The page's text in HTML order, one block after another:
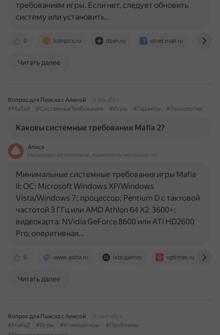
0 lumpics.ru dzen.ru otvet.mail.ru
требованиям игры. Если нет, следует обновить
систему или установить…
Читать далее
Вопрос для Поиска с Алисой
8 декабря
#Mafia2
#СистемныеТребования #Игры #Гаджеты #Технологии
Каковы системные требования Mafia 2?
Алиса
На основе источников, возможны неточности
0 www.goha.ru ixbt.games vgtimes.ru
Минимальные системные требования игры Mafia
II: ОС: Microsoft Windows XP/Windows
Vista/Windows 7; процессор: Pentium D с тактовой
частотой 3 ГГц или AMD Athlon 64 X2 3600+;
видеокарта: NVidia GeForce 8600 или ATI HD2600
Pro; оперативная…
Читать далее
Вопрос для Поиска с Алисой
8 сентября
#Mafia2
#Игры #Компьютеры
#Проблемы